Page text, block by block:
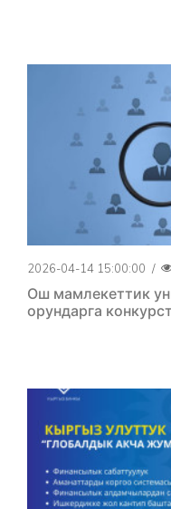
2026-04-14 15:00:00 /
Ош мамлекеттик
орундарга